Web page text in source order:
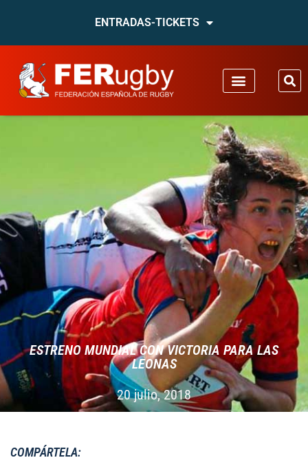
ENTRADAS-TICKETS
ESTRENO MUNDIAL CON VICTORIA PARA LAS
LEONAS
20 julio, 2018
COMPÁRTELA: